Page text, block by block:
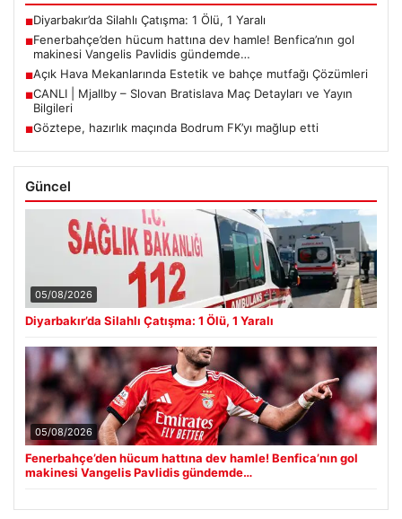
■Diyarbakır’da Silahlı Çatışma: 1 Ölü, 1 Yaralı
■Fenerbahçe’den hücum hattına dev hamle! Benfica’nın gol
makinesi Vangelis Pavlidis gündemde…
■Açık Hava Mekanlarında Estetik ve bahçe mutfağı Çözümleri
■CANLI | Mjallby – Slovan Bratislava Maç Detayları ve Yayın
Bilgileri
■Göztepe, hazırlık maçında Bodrum FK’yı mağlup etti
Güncel
05/08/2026
Diyarbakır’da Silahlı Çatışma: 1 Ölü, 1 Yaralı
05/08/2026
Fenerbahçe’den hücum hattına dev hamle! Benfica’nın gol
makinesi Vangelis Pavlidis gündemde…